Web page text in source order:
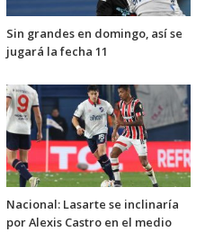
Sin grandes en domingo, así se
jugará la fecha 11
Nacional: Lasarte se inclinaría
por Alexis Castro en el medio